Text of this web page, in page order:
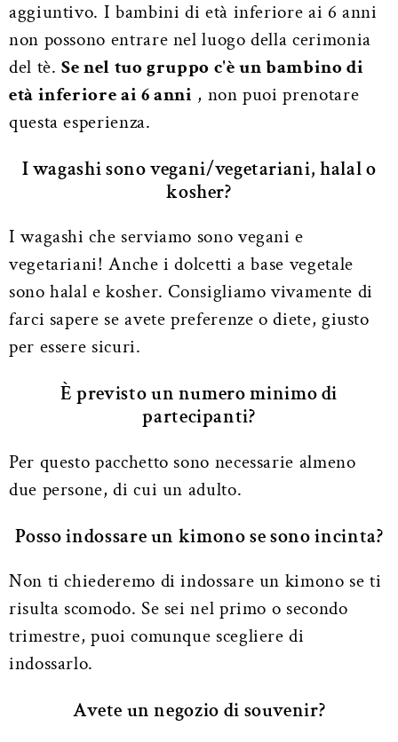
aggiuntivo. I bambini di età inferiore ai 6 anni
non possono entrare nel luogo della cerimonia
del tè.Se nel tuo gruppo c'è un bambino di
età inferiore ai 6 anni , non puoi prenotare
questa esperienza.
I wagashi sono vegani/vegetariani, halal o
kosher?
I wagashi che serviamo sono vegani e
vegetariani! Anche i dolcetti a base vegetale
sono halal e kosher. Consigliamo vivamente di
farci sapere se avete preferenze o diete, giusto
per essere sicuri.
È previsto un numero minimo di
partecipanti?
Per questo pacchetto sono necessarie almeno
due persone, di cui un adulto.
Posso indossare un kimono se sono incinta?
Non ti chiederemo di indossare un kimono se ti
risulta scomodo. Se sei nel primo o secondo
trimestre, puoi comunque scegliere di
indossarlo.
Avete un negozio di souvenir?